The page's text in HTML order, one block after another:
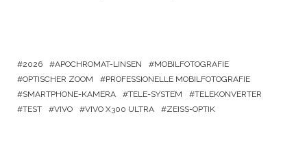
2026 APOCHROMAT-LINSEN
MOBILFOTOGRAFIE
OPTISCHER ZOOM
PROFESSIONELLE MOBILFOTOGRAFIE
SMARTPHONE-KAMERA
TELE-SYSTEM
TELEKONVERTER
TEST
VIVO VIVO X300 ULTRA ZEISS-OPTIK